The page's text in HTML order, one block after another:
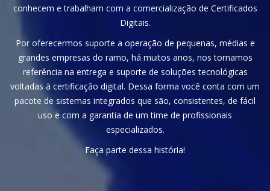
conhecem e trabalham com a comercialização de Certificados
Digitais.
Por oferecermos suporte a operação de pequenas, médias e
grandes empresas do ramo, há muitos anos, nos tornamos
referência na entrega e suporte de soluções tecnológicas
voltadas à certificação digital. Dessa forma você conta com um
pacote de sistemas integrados que são, consistentes, de fácil
uso e com a garantia de um time de profissionais
especializados.
Faça parte dessa história!